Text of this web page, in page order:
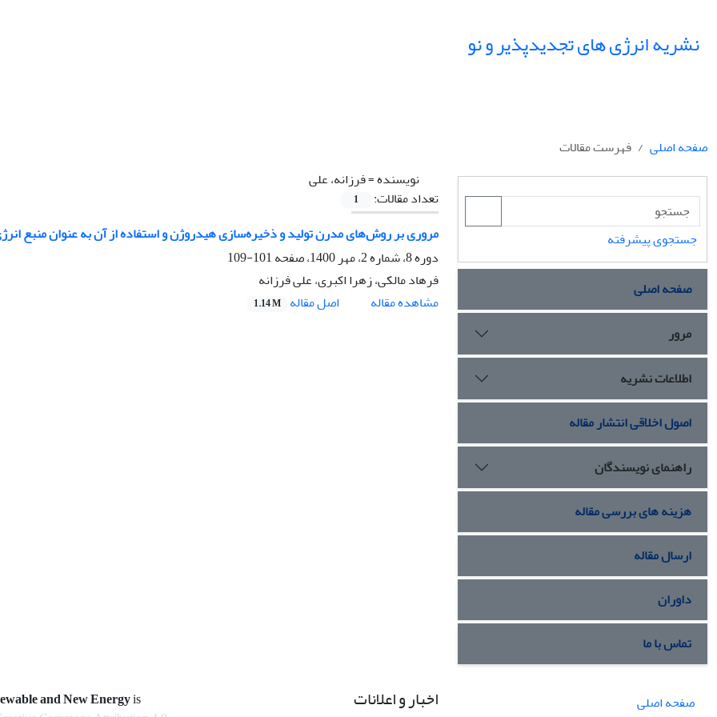
نشریه انرژی های تجدیدپذیر و نو
صفحه اصلی
فهرست مقالات
نویسنده =فرزانه، علی
تعداد مقالات:
1
مروری بر روش‌های مدرن تولید و ذخیره‌سازی هیدروژن و استفاده از آن به عنوان منبع
دوره 8، شماره 2، مهر 1400، صفحه
101-109
فرهاد مالکی، زهرا اکبری، علی فرزانه
مشاهده مقاله
اصل مقاله 1.14 M
جستجوی پیشرفته
صفحه اصلی
مرور
اطلاعات نشریه
اصول اخلاقی انتشار مقاله
راهنمای نویسندگان
هزینه های بررسی مقاله
ارسال مقاله
داوران
تماس با ما
صفحه اصلی
اخبار و اعلانات and New Energyis